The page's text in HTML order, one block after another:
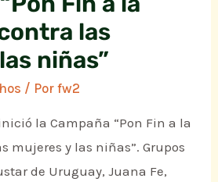
las
niñas”
/ Porfw2
la Campaña “Pon Fin a la
mujeres y las niñas”. Grupos
de Uruguay, Juana Fe,